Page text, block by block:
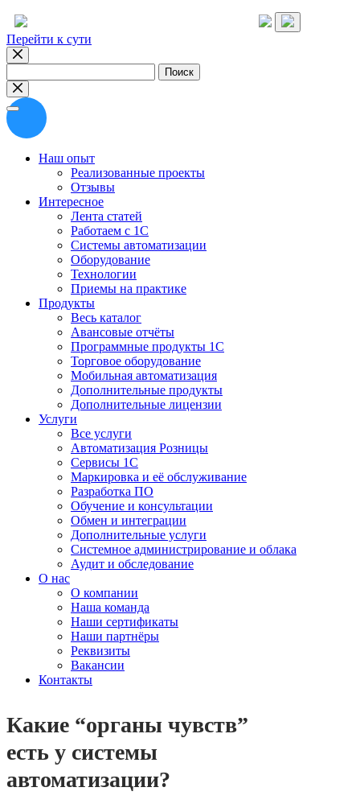
Перейти к сути
Наш опыт
Реализованные проекты
Отзывы
Интересное
Лента статей
Работаем с 1С
Системы автоматизации
Оборудование
Технологии
Приемы на практике
Продукты
Весь каталог
Авансовые отчёты
Программные продукты 1С
Торговое оборудование
Мобильная автоматизация
Дополнительные продукты
Дополнительные лицензии
Услуги
Все услуги
Автоматизация Розницы
Сервисы 1С
Маркировка и её обслуживание
Разработка ПО
Обучение и консультации
Обмен и интеграции
Дополнительные услуги
Системное администрирование и облака
Аудит и обследование
О нас
О компании
Наша команда
Наши сертификаты
Наши партнёры
Реквизиты
Вакансии
Контакты
Какие “органы чувств”
есть у системы
автоматизации?